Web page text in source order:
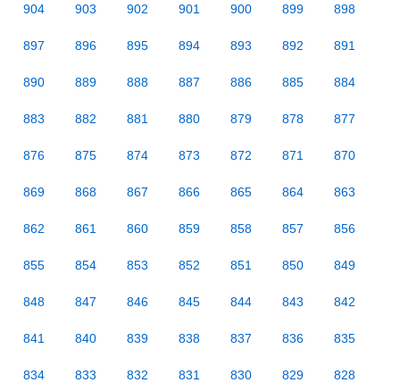
904 903 902 901 900 899 898
897 896 895 894 893 892 891
890 889 888 887 886 885 884
883 882 881 880 879 878 877
876 875 874 873 872 871 870
869 868 867 866 865 864 863
862 861 860 859 858 857 856
855 854 853 852 851 850 849
848 847 846 845 844 843 842
841 840 839 838 837 836 835
834 833 832 831 830 829 828